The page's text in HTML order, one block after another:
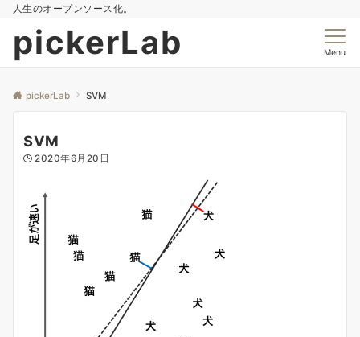
人生のオープンソース化。
pickerLab Menu
pickerLab SVM
SVM
2020年6月20日